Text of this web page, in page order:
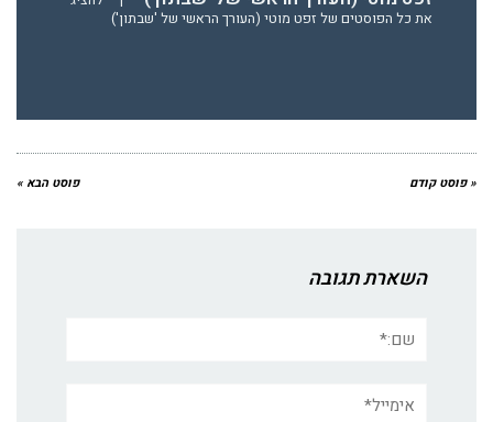
את כל הפוסטים של זפט מוטי (העורך הראשי של 'שבתון')
« פוסט קודם פוסט הבא »
השארת תגובה